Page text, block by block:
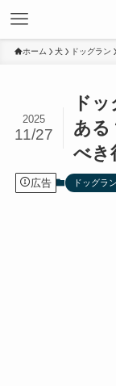
ホーム 犬 ドッグラン
ド
ある
べき
2025
11/27
広告 ドッグラン